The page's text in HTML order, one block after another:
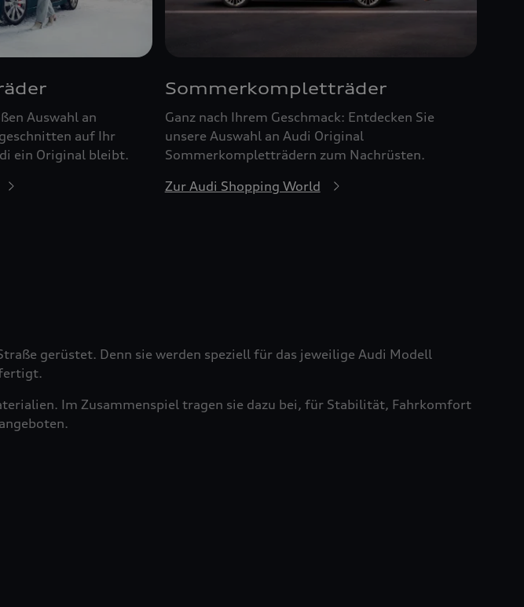
Auswahl an
auf Ihr
ein Original bleibt.
Sommerkompletträder
Ganz nach Ihrem Geschmack: Entdecken Sie
unsere Auswahl an Audi Original
Sommerkompletträdern zum Nachrüsten.
Zur Audi Shopping World
gerüstet. Denn sie werden speziell für das jeweilige Audi Modell
Im Zusammenspiel tragen sie dazu bei, für Stabilität, Fahrkomfort